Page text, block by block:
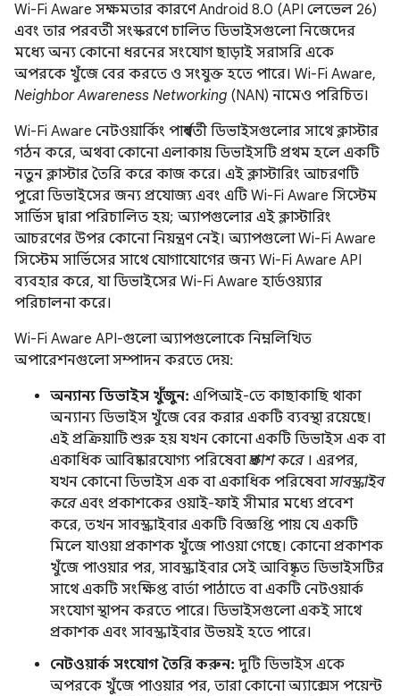
Wi-Fi Aware সক্ষমতার কারণে Android 8.0 (API লেভেল 26)
এবং তার পরবর্তী সংস্করণে চালিত ডিভাইসগুলো নিজেদের
মধ্যে অন্য কোনো ধরনের সংযোগ ছাড়াই সরাসরি একে
অপরকে খুঁজে বের করতে ও সংযুক্ত হতে পারে। Wi-Fi Aware,
Neighbor Awareness Networking (NAN) নামেও পরিচিত।
Wi-Fi Aware নেটওয়ার্কিং পার্শ্ববর্তী ডিভাইসগুলোর সাথে ক্লাস্টার
গঠন করে, অথবা কোনো এলাকায় ডিভাইসটি প্রথম হলে একটি
নতুন ক্লাস্টার তৈরি করে কাজ করে। এই ক্লাস্টারিং আচরণটি
পুরো ডিভাইসের জন্য প্রযোজ্য এবং এটি Wi-Fi Aware সিস্টেম
সার্ভিস দ্বারা পরিচালিত হয়; অ্যাপগুলোর এই ক্লাস্টারিং
আচরণের উপর কোনো নিয়ন্ত্রণ নেই। অ্যাপগুলো Wi-Fi Aware
সিস্টেম সার্ভিসের সাথে যোগাযোগের জন্য Wi-Fi Aware API
ব্যবহার করে, যা ডিভাইসের Wi-Fi Aware হার্ডওয়্যার
পরিচালনা করে।
Wi-Fi Aware API-গুলো অ্যাপগুলোকে নিম্নলিখিত
অপারেশনগুলো সম্পাদন করতে দেয়:
অন্যান্য ডিভাইস খুঁজুন: এপিআই-তে কাছাকাছি থাকা
অন্যান্য ডিভাইস খুঁজে বের করার একটি ব্যবস্থা রয়েছে।
এই প্রক্রিয়াটি শুরু হয় যখন কোনো একটি ডিভাইস এক বা
একাধিক আবিষ্কারযোগ্য পরিষেবাপ্রকাশ করে। এরপর,
যখন কোনো ডিভাইস এক বা একাধিক পরিষেবাসাবস্ক্রাইব
করেএবং প্রকাশকের ওয়াই-ফাই সীমার মধ্যে প্রবেশ
করে, তখন সাবস্ক্রাইবার একটি বিজ্ঞপ্তি পায় যে একটি
মিলে যাওয়া প্রকাশক খুঁজে পাওয়া গেছে। কোনো প্রকাশক
খুঁজে পাওয়ার পর, সাবস্ক্রাইবার সেই আবিষ্কৃত ডিভাইসটির
সাথে একটি সংক্ষিপ্ত বার্তা পাঠাতে বা একটি নেটওয়ার্ক
সংযোগ স্থাপন করতে পারে। ডিভাইসগুলো একই সাথে
প্রকাশক এবং সাবস্ক্রাইবার উভয়ই হতে পারে।
নেটওয়ার্ক সংযোগ তৈরি করুন: দুটি ডিভাইস একে
অপরকে খুঁজে পাওয়ার পর, তারা কোনো অ্যাক্সেস পয়েন্ট